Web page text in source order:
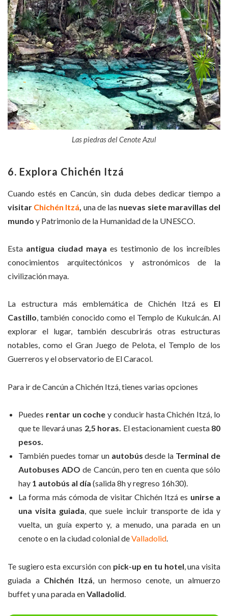
Las piedras del Cenote Azul
6. Explora Chichén Itzá
Cuando estés en Cancún, sin duda debes dedicar tiempo a
visitar Chichén Itzá una de las nuevas siete maravillas del
mundo y Patrimonio de la Humanidad de la UNESCO.
Esta antigua ciudad maya es testimonio de los increíbles
conocimientos arquitectónicos y astronómicos de la
civilización maya.
La estructura más emblemática de Chichén Itzá es El
Castillo, también conocido como el Templo de Kukulcán. Al
explorar el lugar, también descubrirás otras estructuras
notables, como el Gran Juego de Pelota, el Templo de los
Guerreros y el observatorio de El Caracol.
Para ir de Cancún a Chichén Itzá, tienes varias opciones
Puedes rentar un coche y conducir hasta Chichén Itzá, lo
que te llevará unas 2,5 horas. El estacionamient cuesta 80
pesos.
También puedes tomar un autobús desde la Terminal de
Autobuses ADO de Cancún, pero ten en cuenta que sólo
hay 1 autobús al día (salida 8h y regreso 16h30).
La forma más cómoda de visitar Chichén Itzá es unirse a
una visita guiada, que suele incluir transporte de ida y
vuelta, un guía experto y, a menudo, una parada en un
cenote o en la ciudad colonial deValladolid.
Te sugiero esta excursión con pick-up en tu hotel , una visita
guiada a Chichén Itzá , un hermoso cenote, un almuerzo
buffet y una parada enValladolid